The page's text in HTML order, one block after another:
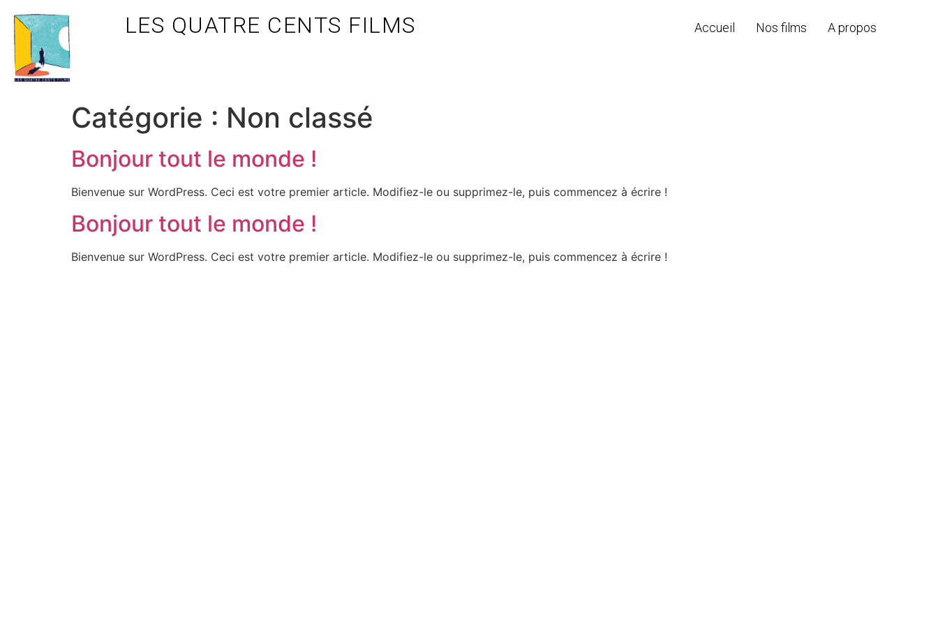
LES QUATRE CENTS FILMS Accueil Nos films A propos
Catégorie : Non classé
Bonjour tout le monde !
Bienvenue sur WordPress. Ceci est votre premier article. Modifiez-le ou supprimez-le, puis commencez à écrire !
Bonjour tout le monde !
Bienvenue sur WordPress. Ceci est votre premier article. Modifiez-le ou supprimez-le, puis commencez à écrire !